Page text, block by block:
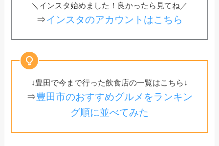
＼インスタ始めました！良かったら見てね／
⇒インスタのアカウントはこちら
↓豊田で今まで行った飲食店の一覧はこちら↓
⇒豊田市のおすすめグルメをランキン
グ順に並べてみた